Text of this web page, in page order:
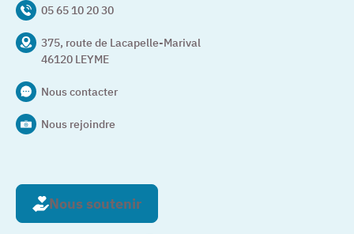
05 65 10 20 30
375, route de Lacapelle-Marival
46120 LEYME
Nous contacter
Nous rejoindre
Nous soutenir